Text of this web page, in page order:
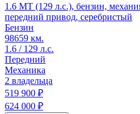
1.6 MT (129 л.с.), бензин,
передний привод, серебристый
Бензин
98659 км.
1.6 / 129 л.с.
Передний
Механика
2 владельца
519 900 ₽
624 000 ₽